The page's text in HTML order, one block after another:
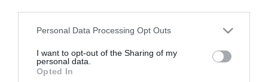
Personal Data Processing Opt Outs
I want to opt-out of the Sharing of my
personal data.
Opted In